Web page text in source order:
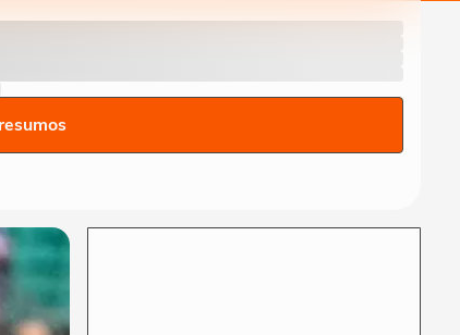
audiência...